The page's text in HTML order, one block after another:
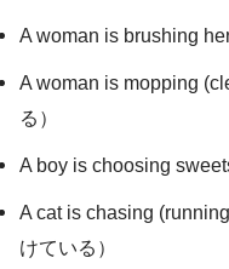
A woman is brushing
A woman is mopping
る）
A boy is choosing
A cat is chasing
けている）